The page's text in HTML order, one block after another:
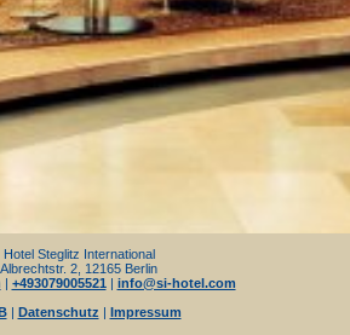
Hotel Steglitz International
Albrechtstr. 2, 12165 Berlin
| +493079005521 | info@si-hotel.com
| Datenschutz | Impressum